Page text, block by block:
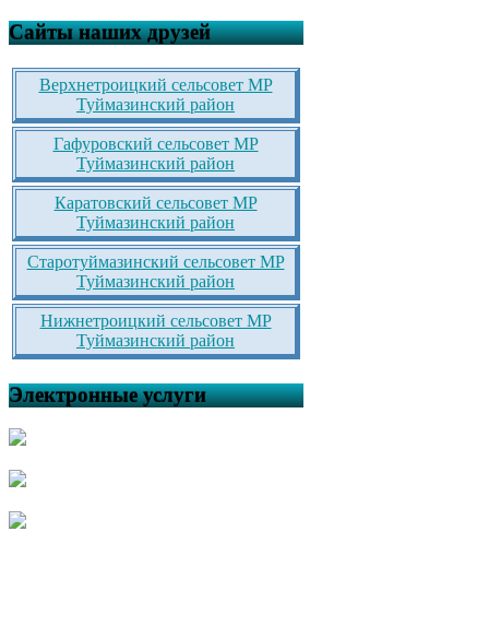
Сайты наших друзей
Верхнетроицкий сельсовет МР
Туймазинский район
Гафуровский сельсовет МР
Туймазинский район
Каратовский сельсовет МР
Туймазинский район
Старотуймазинский сельсовет МР
Туймазинский район
Нижнетроицкий сельсовет МР
Туймазинский район
Электронные услуги